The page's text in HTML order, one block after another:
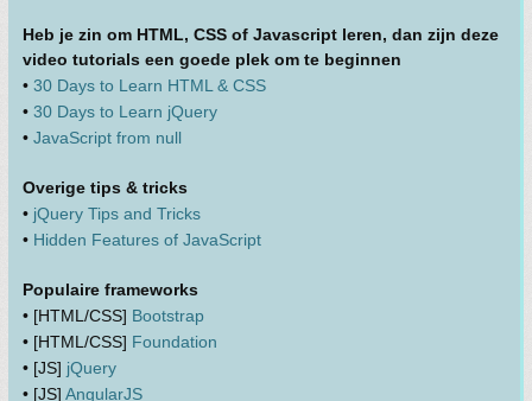
Heb je zin om HTML, CSS of Javascript leren, dan zijn deze
video tutorials een goede plek om te beginnen
• 30 Days to Learn HTML & CSS
• 30 Days to Learn jQuery
• JavaScript from null
Overige tips & tricks
• jQuery Tips and Tricks
• Hidden Features of JavaScript
Populaire frameworks
• [HTML/CSS] Bootstrap
• [HTML/CSS] Foundation
• [JS] jQuery
• [JS] AngularJS